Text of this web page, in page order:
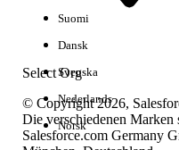
Select Org
Suomi
Dansk
Svenska
Nederlands
Norsk
© Copyright 2026,
Die verschiedenen
Salesforce.com Germany